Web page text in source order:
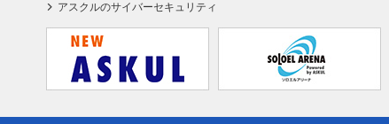
アスクルのサイバーセキュリティ